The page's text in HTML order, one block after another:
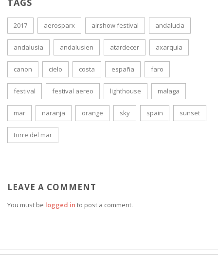
TAGS
2017 aerosparx airshow festival andalucia
andalusia andalusien atardecer axarquia
canon cielo costa españa faro
festival festival aereo lighthouse malaga
mar naranja orange sky spain sunset
torre del mar
LEAVE A COMMENT
You must be logged in to post a comment.